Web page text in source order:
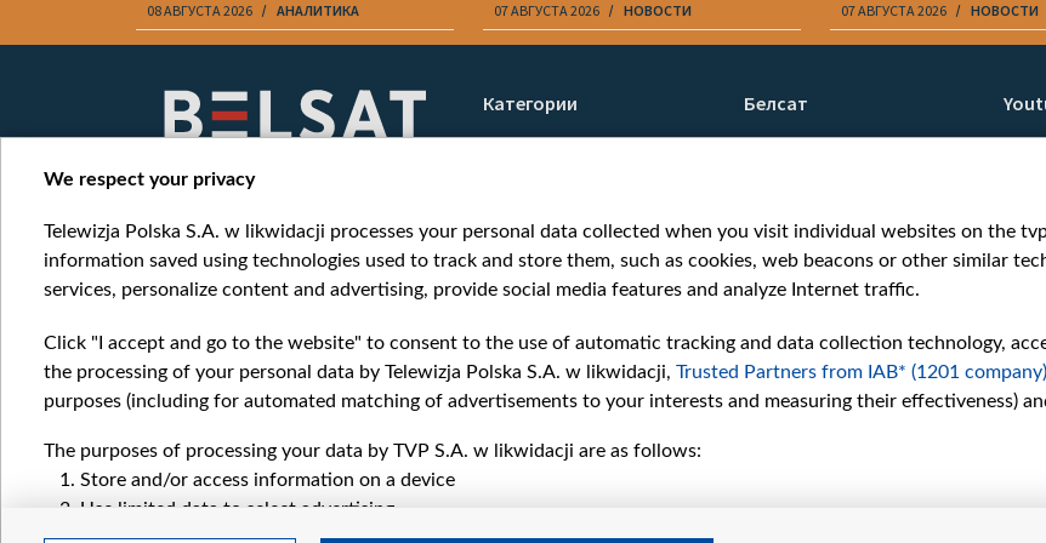
08 АВГУСТА 2026 АНАЛИТИКА 07 АВГУСТА 2026 НОВОСТИ 07 АВГУСТА 2026 НОВОСТИ
10
Категории
Новости
Онлайн
Белсат
О нас
Ценности «Белсата»
Как нас смотреть
Награды
Как нас поддержать
Давление со стороны
беларусских властей
We respect your privacy
Telewizja Polska S.A. w likwidacji processes your personal data collected when you visit individual websites on the
information saved using technologies used to track and store them, such as cookies, web beacons or other similar
services, personalize content and advertising, provide social media features and analyze Internet traffic.
Click "I accept and go to the website" to consent to the use of automatic tracking and data collection technology,
the processing of your personal data by Telewizja Polska S.A. w likwidacji, Trusted Partners from IAB* (1201 company)
purposes (including for automated matching of advertisements to your interests and measuring their effectiveness)
The purposes of processing your data by TVP S.A. w likwidacji are as follows:
Store and/or access information on a device
Use limited data to select advertising
Create profiles for personalised advertising